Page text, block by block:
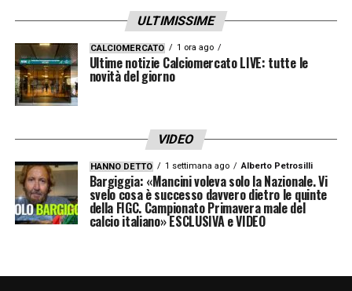
gruppo di ragazzi che ha sempre dato il
massimo. In questo momento non c’è
bisogno di andare a vedere di chi sono le
responsabilità. Abbiamo una settimana per
durante la stagione dovremo farla anche
domenica. Poi che la Champions fosse in
una botte di ferro… Ho sempre pensato e
detto e ridetto e ripetuto che non era
ULTIMISSIME
CALCIOMERCATO 1 ora ago
Ultime notizie Calciomercato LIVE: tutte le
novità del giorno
VIDEO
HANNO DETTO 1 settimana ago Alberto Petrosilli
Bargiggia: «Mancini voleva solo la Nazionale. Vi
svelo cosa è successo davvero dietro le quinte
della FIGC. Campionato Primavera male del
calcio italiano» ESCLUSIVA e VIDEO